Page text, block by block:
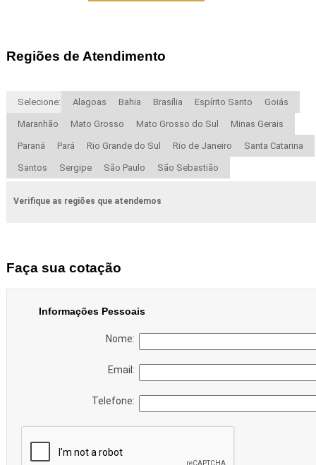
Regiões de Atendimento
Selecione: Alagoas Bahia Brasília Espírito Santo Goiás
Maranhão Mato Grosso Mato Grosso do Sul Minas Gerais
Paraná Pará Rio Grande do Sul Rio de Janeiro Santa Catarina
Santos Sergipe São Paulo São Sebastião
Verifique as regiões que atendemos
Faça sua cotação
Informações Pessoais
Nome:
Email:
Telefone: